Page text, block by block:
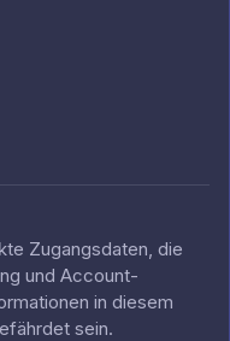
Zugangsdaten, die
und Account-
in diesem
sein.